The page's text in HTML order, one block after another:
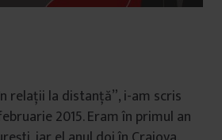
relații la distanță”, i-am scris
2015. Eram în primul an